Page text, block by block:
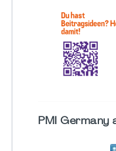
PMI Germany